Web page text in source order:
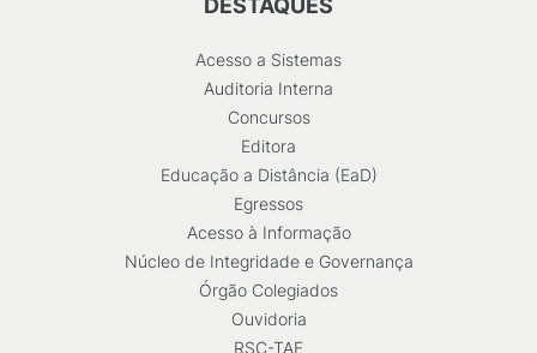
DESTAQUES
Acesso a Sistemas
Auditoria Interna
Concursos
Editora
Educação a Distância (EaD)
Egressos
Acesso à Informação
Núcleo de Integridade e Governança
Órgão Colegiados
Ouvidoria
RSC-TAE